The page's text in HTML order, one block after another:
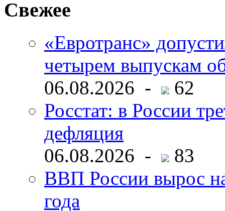
Свежее
«Евротранс»
четырем выпускам
06.08.2026 -
62
Росстат: в России
дефляция
06.08.2026 -
83
ВВП России вырос
года